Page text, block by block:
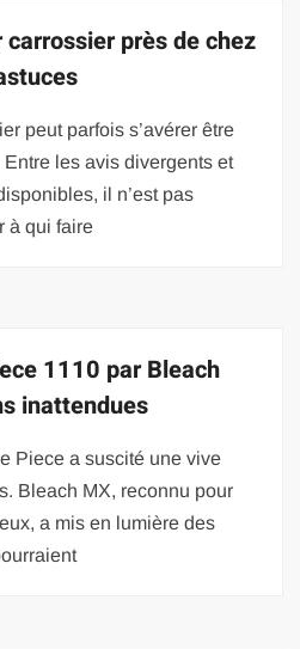
près de chez
peut parfois s’avérer être
les avis divergents et
il n’est pas
à qui faire
1110 par Bleach
inattendues
Piece a suscité une vive
Bleach MX, reconnu pour
a mis en lumière des